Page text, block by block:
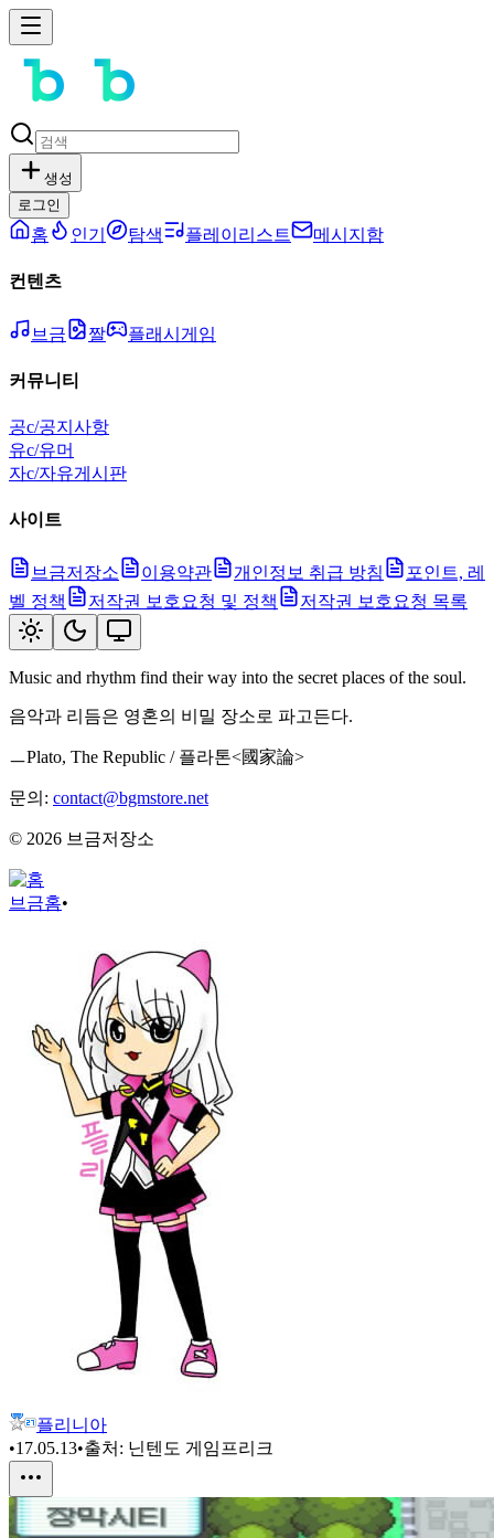
생성
로그인
홈 인기 탐색 플레이리스트 메시지함
컨텐츠
브금 짤 플래시게임
커뮤니티
공c/공지사항
유c/유머
자c/자유게시판
사이트
브금저장소 이용약관 개인정보 취급 방침
포인트, 레
벨 정책
저작권 보호요청 및 정책 저작권 보호요청 목록
Music and rhythm find their way into the secret places of the soul.
음악과 리듬은 영혼의 비밀 장소로 파고든다.
ㅡPlato, The Republic / 플라톤<國家論>
문의: contact@bgmstore.net
© 2026 브금저장소
브금홈•
플리니아
•17.05.13•출처: 닌텐도 게임프리크